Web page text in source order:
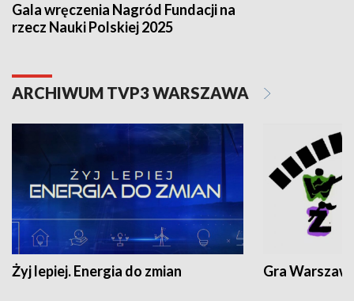
Gala wręczenia Nagród Fundacji na
rzecz Nauki Polskiej 2025
ARCHIWUM TVP3 WARSZAWA
Żyj lepiej. Energia do zmian Gra